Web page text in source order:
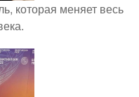
которая меняет весь